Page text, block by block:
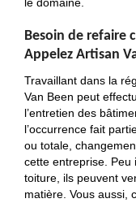
le domaine.
Besoin de refaire
Appelez Artisan
Travaillant dans la
Van Been peut
l’entretien des
l’occurrence fait
ou totale,
cette entreprise. Peu
toiture, ils peuvent
matière. Vous aussi,